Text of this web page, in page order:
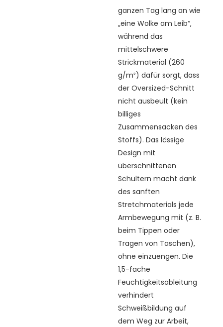
ganzen Tag lang an wie
„eine Wolke am Leib“,
während das
mittelschwere
Strickmaterial (260
g/m²) dafür sorgt, dass
der Oversized-Schnitt
nicht ausbeult (kein
billiges
Zusammensacken des
Stoffs). Das lässige
Design mit
überschnittenen
Schultern macht dank
des sanften
Stretchmaterials jede
Armbewegung mit (z. B.
beim Tippen oder
Tragen von Taschen),
ohne einzuengen. Die
1,5-fache
Feuchtigkeitsableitung
verhindert
Schweißbildung auf
dem Weg zur Arbeit,